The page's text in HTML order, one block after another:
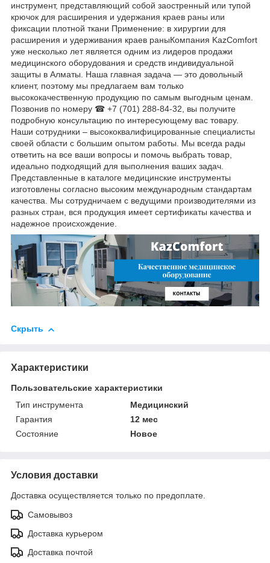
инструмент, представляющий собой заостренный или тупой
крючок для расширения и удержания краев раны или
фиксации плотной ткани Применение: в хирургии для
расширения и удерживания краев раныКомпания KazComfort
уже несколько лет является одним из лидеров продажи
медицинского оборудования и средств индивидуальной
защиты в Алматы. Наша главная задача — это довольный
клиент, поэтому мы предлагаем вам только
высококачественную продукцию по самым выгодным ценам.
Позвонив по номеру ☎ +7 (701) 288-84-32, вы получите
подробную консультацию по интересующему вас товару.
Наши сотрудники – высококвалифицированные специалисты
своей области с большим опытом работы. Мы всегда рады
ответить на все ваши вопросы и помочь выбрать товар,
идеально подходящий для выполнения ваших задач.
Представленные в каталоге медицинские инструменты
изготовлены согласно высоким международным стандартам
качества. Мы сотрудничаем с ведущими производителями из
разных стран, вся продукция имеет сертификаты качества и
надежное происхождение.
Скрыть
Характеристики
Пользовательские характеристики
Тип инструмента
Медицинский
Гарантия
12 мес
Состояние
Новое
Условия доставки
Доставка осуществляется только по предоплате.
Самовывоз
Доставка курьером
Доставка почтой